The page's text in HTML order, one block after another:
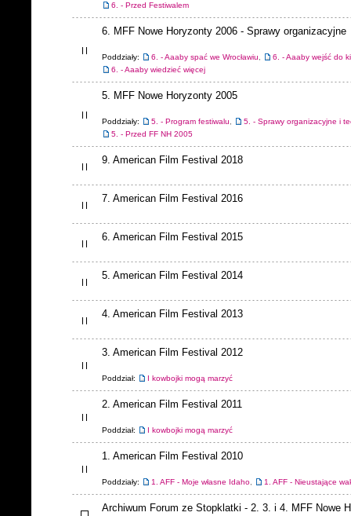
6. - Przed Festiwalem
6. MFF Nowe Horyzonty 2006 - Sprawy organizacyjne
Poddziały: 6. - Aaaby spać we Wrocławiu,
6. - Aaaby wejść do
6. - Aaaby wiedzieć więcej
5. MFF Nowe Horyzonty 2005
Poddziały: 5. - Program festiwalu,
5. - Sprawy organizacyjne i
5. - Przed FF NH 2005
9. American Film Festival 2018
7. American Film Festival 2016
6. American Film Festival 2015
5. American Film Festival 2014
4. American Film Festival 2013
3. American Film Festival 2012
Poddział: I kowbojki mogą marzyć
2. American Film Festival 2011
Poddział: I kowbojki mogą marzyć
1. American Film Festival 2010
Poddziały: 1. AFF - Moje własne Idaho, 1. AFF - Nieustające
Archiwum Forum ze Stopklatki - 2. 3. i 4. MFF Nowe